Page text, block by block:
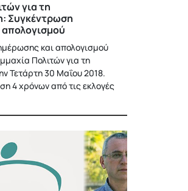
για τη
Συγκέντρωση
και απολογισμού
Πολιτών για τη
Τετάρτη 30 Μαΐου 2018.
4 χρόνων από τις εκλογές